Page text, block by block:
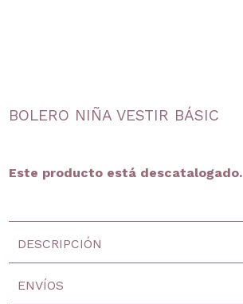
BOLERO NIÑA VESTIR BÁSIC
Este producto está descatalogado.
DESCRIPCIÓN
ENVÍOS